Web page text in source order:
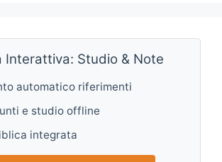
Interattiva: Studio & Note
automatico riferimenti
e studio offline
integrata